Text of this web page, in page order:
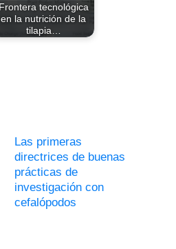
Frontera tecnológica
en la nutrición de la
tilapia…
Las primeras
directrices de buenas
prácticas de
investigación con
cefalópodos